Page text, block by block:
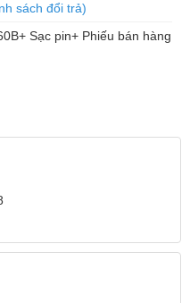
sách đổi trả)
Sạc pin+ Phiếu bán hàng